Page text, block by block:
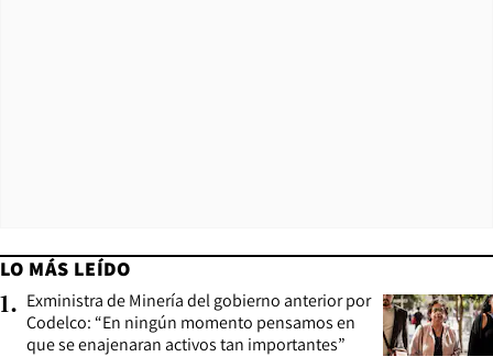
LO MÁS LEÍDO
1. Exministra de Minería del gobierno anterior por
Codelco: “En ningún momento pensamos en
que se enajenaran activos tan importantes”